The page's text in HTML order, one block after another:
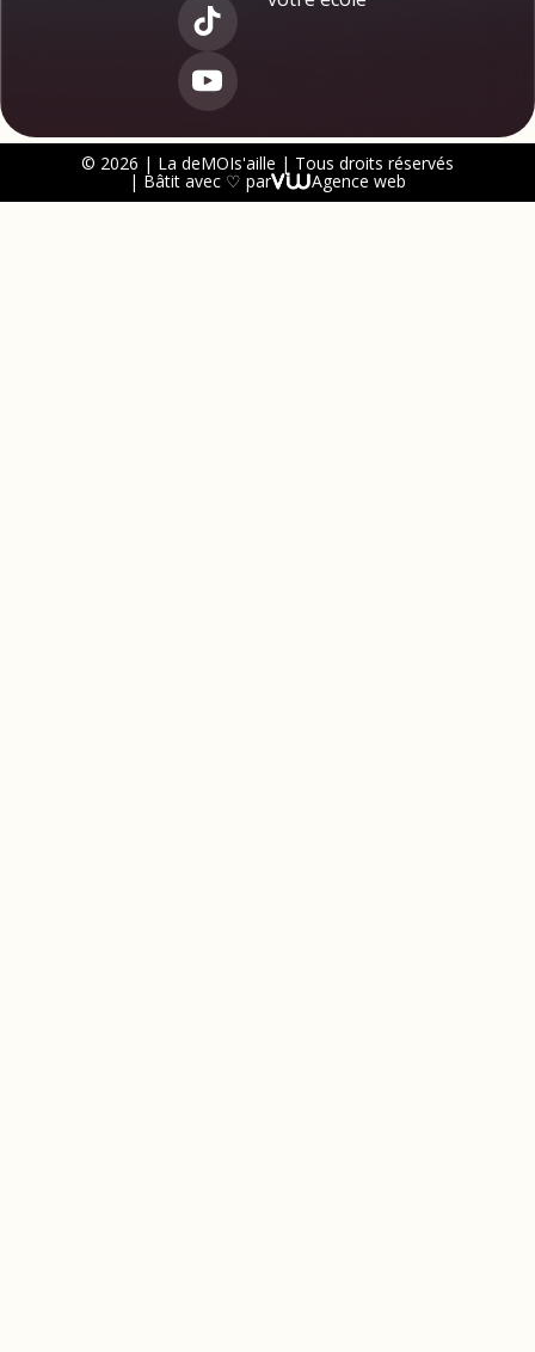
© 2026 | La deMOIs'aille | Tous droits réservés
| Bâtit avec ♡ par Agence web